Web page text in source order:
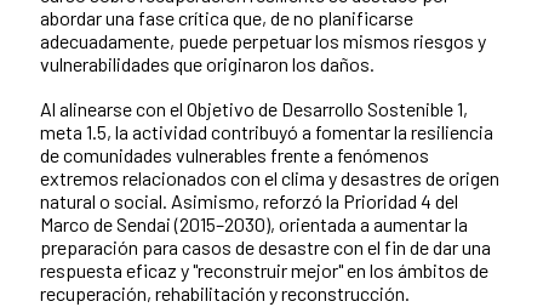
abordar una fase crítica que, de no planificarse
adecuadamente, puede perpetuar los mismos riesgos y
vulnerabilidades que originaron los daños.
Al alinearse con el Objetivo de Desarrollo Sostenible 1,
meta 1.5, la actividad contribuyó a fomentar la resiliencia
de comunidades vulnerables frente a fenómenos
extremos relacionados con el clima y desastres de origen
natural o social. Asimismo, reforzó la Prioridad 4 del
Marco de Sendai (2015–2030), orientada a aumentar la
preparación para casos de desastre con el fin de dar una
respuesta eficaz y "reconstruir mejor" en los ámbitos de
recuperación, rehabilitación y reconstrucción.